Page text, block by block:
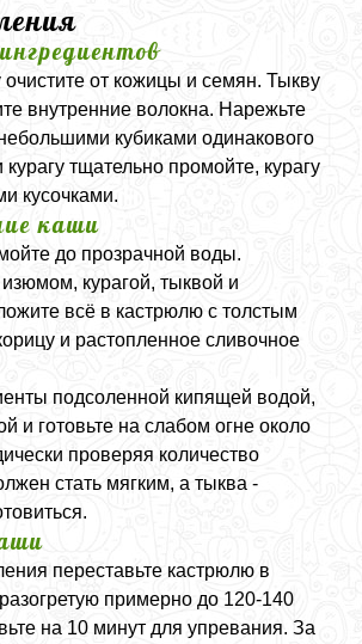
от кожицы и семян. Тыкву
внутренние волокна. Нарежьте
кубиками одинакового
тщательно промойте, курагу
кусочками.
каши
до прозрачной воды.
курагой, тыквой и
всё в кастрюлю с толстым
и растопленное сливочное
подсоленной кипящей водой,
и готовьте на слабом огне около
проверяя количество
стать мягким, а тыква -
переставьте кастрюлю в
примерно до 120-140
на 10 минут для упревания. За